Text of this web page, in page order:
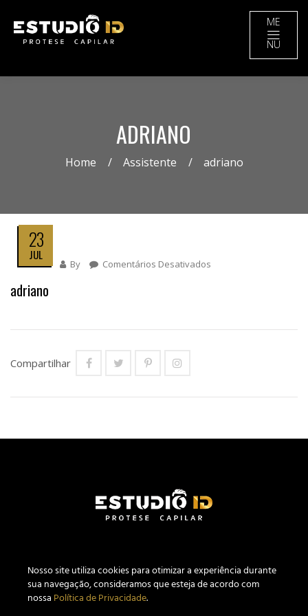
ME
NU
ADRIANO
Home Assistente adriano
23
JUL
By Comentários Desativados
adriano
Compartilhar
Nosso site utiliza cookiespara otimizar a experiência durante
sua navegação, consideramos que esteja de acordo com
nossa Política de Privacidade.